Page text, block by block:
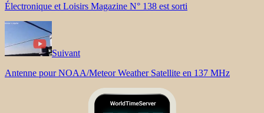
Électronique et Loisirs Magazine N° 138 est sorti
Suivant
Antenne pour NOAA/Meteor Weather Satellite en 137 MHz